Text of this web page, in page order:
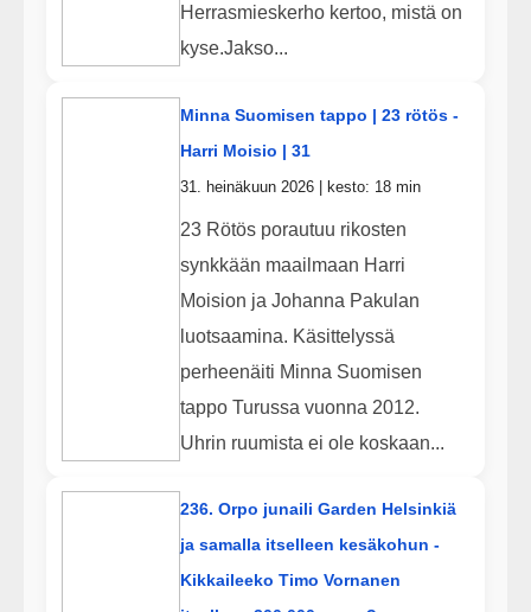
Herrasmieskerho kertoo, mistä on
kyse.Jakso...
Minna Suomisen tappo | 23 rötös -
Harri Moisio | 31
31. heinäkuun 2026 | kesto: 18 min
23 Rötös porautuu rikosten
synkkään maailmaan Harri
Moision ja Johanna Pakulan
luotsaamina. Käsittelyssä
perheenäiti Minna Suomisen
tappo Turussa vuonna 2012.
Uhrin ruumista ei ole koskaan...
236. Orpo junaili Garden Helsinkiä
ja samalla itselleen kesäkohun -
Kikkaileeko Timo Vornanen